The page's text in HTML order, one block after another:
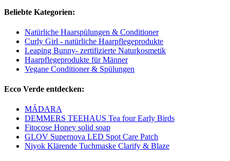
Beliebte Kategorien:
Natürliche Haarspülungen & Conditioner
Curly Girl - natürliche Haarpflegeprodukte
Leaping Bunny- zertifizierte Naturkosmetik
Haarpflegeprodukte für Männer
Vegane Conditioner & Spülungen
Ecco Verde entdecken:
MÁDARA
DEMMERS TEEHAUS Tea four Early Birds
Fitocose Honey solid soap
GLOV Supernova LED Spot Care Patch
Niyok Klärende Tuchmaske Clarify & Blaze